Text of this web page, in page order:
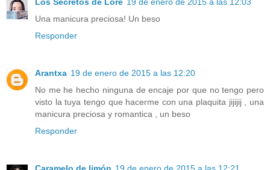
Una manicura preciosa! Un beso
Responder
Arantxa 19 de enero de 2015 a las 12:20
No me he hecho ninguna de encaje por que no tengo pero
visto la tuya tengo que hacerme con una plaquita jijijij , una
manicura preciosa y romantica , un beso
Responder